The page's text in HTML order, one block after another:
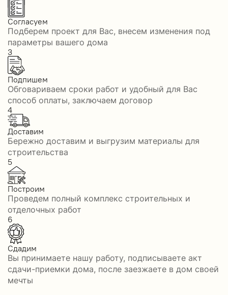
Согласуем
Подберем проект для Вас, внесем изменения под
параметры вашего дома
3
Подпишем
Обговариваем сроки работ и удобный для Вас
способ оплаты, заключаем договор
4
Доставим
Бережно доставим и выгрузим материалы для
строительства
5
Построим
Проведем полный комплекс строительных и
отделочных работ
6
Сдадим
Вы принимаете нашу работу, подписываете акт
сдачи-приемки дома, после заезжаете в дом своей
мечты